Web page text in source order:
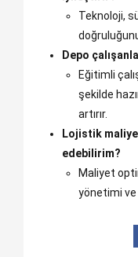
Teknoloji,
Depo
Eğitimli
şekilde
artırır.
Lojistik
edebilirim?
Maliyet
yönetimi ve